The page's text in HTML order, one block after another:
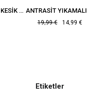
BEYAZ BOY FIT KESIK PAÇA JEAN
14,99 €
19,99 €
Etiketler